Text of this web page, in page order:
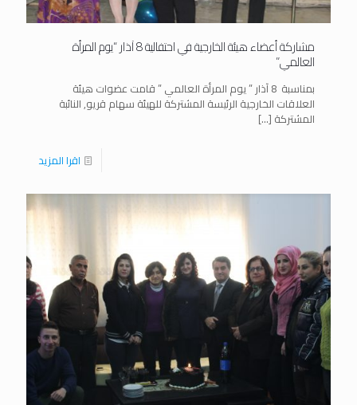
مشاركة أعضاء هيئة الخارجية في احتفالية 8 آذار “يوم المرأة
العالمي”
بمناسبة 8 آذار ” يوم المرأة العالمي ” قامت عضوات هيئة
العلاقات الخارجية الرئيسة المشتركة للهيئة سهام قريو, النائبة
المشتركة […]
اقرا المزيد